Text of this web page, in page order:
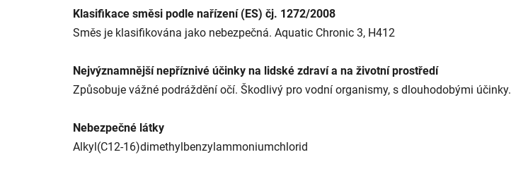
Klasifikace směsi podle nařízení (ES) čj. 1272/2008
Směs je klasifikována jako nebezpečná. Aquatic Chronic 3, H412
Nejvýznamnější nepříznivé účinky na lidské zdraví a na životní prostředí
Způsobuje vážné podráždění očí. Škodlivý pro vodní organismy, s dlouhodobými účinky.
Nebezpečné látky
Alkyl(C12-16)dimethylbenzylammoniumchlorid